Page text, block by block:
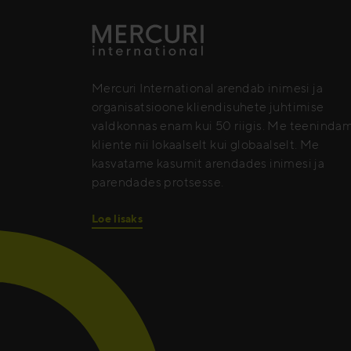
Mercuri International arendab inimesi ja
organisatsioone kliendisuhete juhtimise
valdkonnas enam kui 50 riigis. Me
kliente nii lokaalselt kui globaalselt. Me
kasvatame kasumit arendades inimesi ja
parendades protsesse.
Loe lisaks